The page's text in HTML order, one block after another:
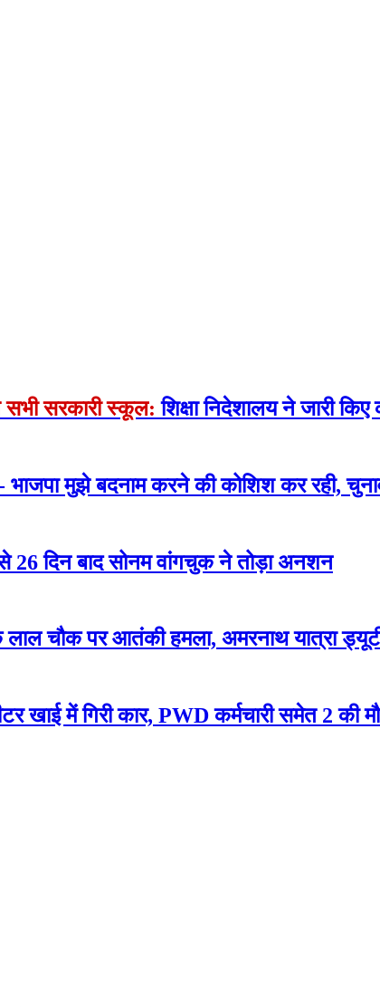
सभी सरकारी स्कूल: शिक्षा निदेशालय ने जारी किए
भाजपा मुझे बदनाम करने की कोशिश कर रही,
26 दिन बाद सोनम वांगचुक ने तोड़ा अनशन
चौक पर आतंकी हमला, अमरनाथ यात्रा
खाई में गिरी कार, PWD कर्मचारी समेत 2 की